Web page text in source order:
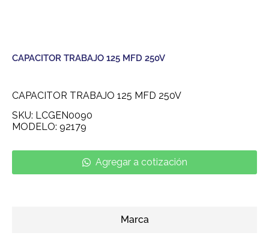
CAPACITOR TRABAJO 125 MFD 250V
CAPACITOR TRABAJO 125 MFD 250V
SKU: LCGEN0090
MODELO: 92179
Agregar a cotización
Marca